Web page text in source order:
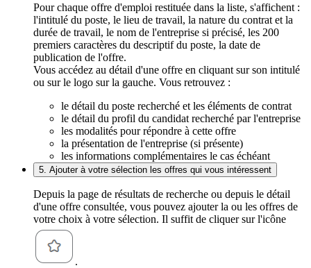
Pour chaque offre d'emploi restituée dans la liste, s'affichent :
l'intitulé du poste, le lieu de travail, la nature du contrat et la
durée de travail, le nom de l'entreprise si précisé, les 200
premiers caractères du descriptif du poste, la date de
publication de l'offre.
Vous accédez au détail d'une offre en cliquant sur son intitulé
ou sur le logo sur la gauche. Vous retrouvez :
le détail du poste recherché et les éléments de contrat
le détail du profil du candidat recherché par l'entreprise
les modalités pour répondre à cette offre
la présentation de l'entreprise (si présente)
les informations complémentaires le cas échéant
5. Ajouter à votre sélection les offres qui vous intéressent
Depuis la page de résultats de recherche ou depuis le détail
d'une offre consultée, vous pouvez ajouter la ou les offres de
votre choix à votre sélection. Il suffit de cliquer sur l'icône
.